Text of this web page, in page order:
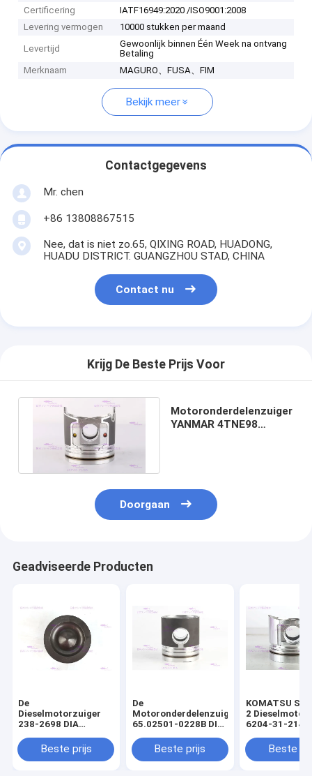
Certificering
IATF16949:2020 /ISO9001:2008
Levering vermogen
10000 stukken per maand
Levertijd
Gewoonlijk binnen Één Week na ontvang
Betaling
Merknaam
MAGURO、FUSA、FIM
Bekijk meer
Contactgegevens
Mr. chen
+86 13808867515
Nee, dat is niet zo.65, QIXING ROAD, HUADONG,
HUADU DISTRICT. GUANGZHOU STAD, CHINA
Contact nu
Krijg De Beste Prijs Voor
Motoronderdelenzuiger
YANMAR 4TNE98
Doorgaan
Geadviseerde Producten
De
Dieselmotorzuiger
238-2698 DIA
CATERPILLARR C7
Beste prijs
De
Motoronderdelenzuiger
65.02501-0228B DIA
DE08TBeste prijs
KOMATSU
2
6204-31-2141
Beste